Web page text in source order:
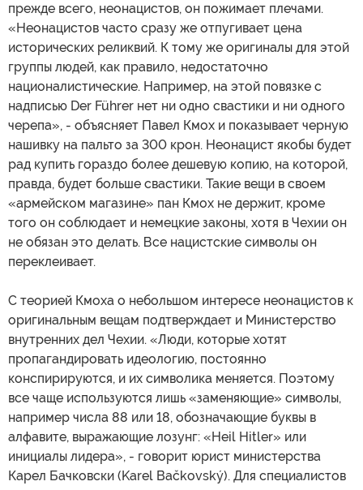
прежде всего, неонацистов, он пожимает плечами.
«Неонацистов часто сразу же отпугивает цена
исторических реликвий. К тому же оригиналы для этой
группы людей, как правило, недостаточно
националистические. Например, на этой повязке с
надписью Der Führer нет ни одно свастики и ни одного
черепа», - объясняет Павел Кмох и показывает черную
нашивку на пальто за 300 крон. Неонацист якобы будет
рад купить гораздо более дешевую копию, на которой,
правда, будет больше свастики. Такие вещи в своем
«армейском магазине» пан Кмох не держит, кроме
того он соблюдает и немецкие законы, хотя в Чехии он
не обязан это делать. Все нацистские символы он
переклеивает.
С теорией Кмоха о небольшом интересе неонацистов к
оригинальным вещам подтверждает и Министерство
внутренних дел Чехии. «Люди, которые хотят
пропагандировать идеологию, постоянно
конспирируются, и их символика меняется. Поэтому
все чаще используются лишь «заменяющие» символы,
например числа 88 или 18, обозначающие буквы в
алфавите, выражающие лозунг: «Heil Hitler» или
инициалы лидера», - говорит юрист министерства
Карел Бачковски (Karel Bačkovský). Для специалистов